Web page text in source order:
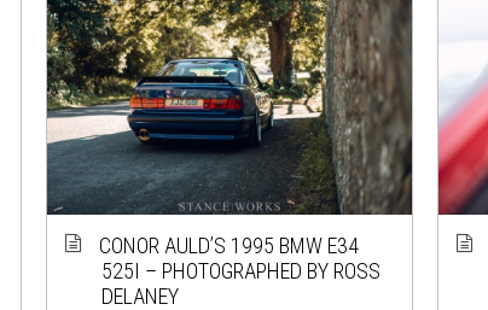
CONOR AULD’S 1995 BMW E34
525I – PHOTOGRAPHED BY ROSS
DELANEY